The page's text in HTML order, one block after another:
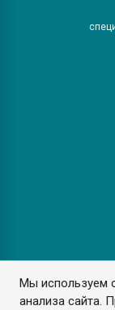
Мы используем
анализа сайта.
Разрешается